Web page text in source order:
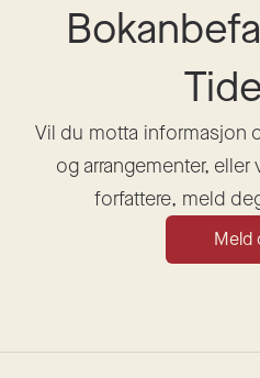
Vil du motta informasjon
og arrangementer,
forfattere, meld
Meld